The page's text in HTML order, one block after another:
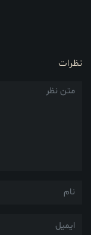
نظرات